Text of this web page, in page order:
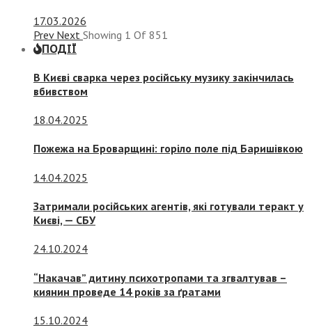
17.03.2026
Prev Next Showing 1 Of 851
ПОДІЇ
В Києві сварка через російську музику закінчилась
вбивством
18.04.2025
Пожежа на Броварщині: горіло поле під Баришівкою
14.04.2025
Затримали російських агентів, які готували теракт у
Києві, — СБУ
24.10.2024
“Накачав” дитину психотропами та згвалтував –
киянин проведе 14 років за ґратами
15.10.2024